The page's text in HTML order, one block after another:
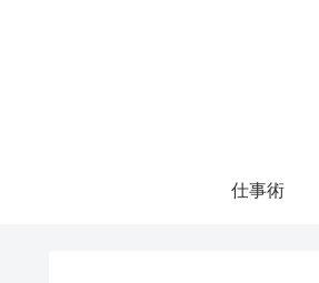
仕事術